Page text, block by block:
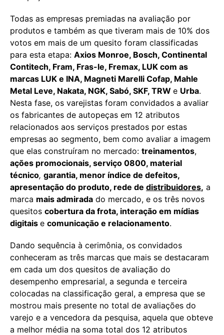
Todas as empresas premiadas na avaliação por
produtos e também as que tiveram mais de 10% dos
votos em mais de um quesito foram classificadas
para esta etapa: Axios Monroe, Bosch, Continental
Contitech, Fram, Fras-le, Fremax, LUK com as
marcas LUK e INA, Magneti Marelli Cofap, Mahle
Metal Leve, Nakata, NGK, Sabó, SKF, TRW e Urba.
Nesta fase, os varejistas foram convidados a avaliar
os fabricantes de autopeças em 12 atributos
relacionados aos serviços prestados por estas
empresas ao segmento, bem como avaliar a imagem
que elas construíram no mercado: treinamentos,
ações promocionais, serviço 0800, material
técnico, garantia, menor índice de defeitos,
apresentação do produto, rede de distribuidores, a
marca mais admirada do mercado, e os três novos
quesitos cobertura da frota, interação em mídias
digitais e comunicação e relacionamento.
Dando sequência à cerimônia, os convidados
conheceram as três marcas que mais se destacaram
em cada um dos quesitos de avaliação do
desempenho empresarial, a segunda e terceira
colocadas na classificação geral, a empresa que se
mostrou mais presente no total de avaliações do
varejo e a vencedora da pesquisa, aquela que obteve
a melhor média na soma total dos 12 atributos